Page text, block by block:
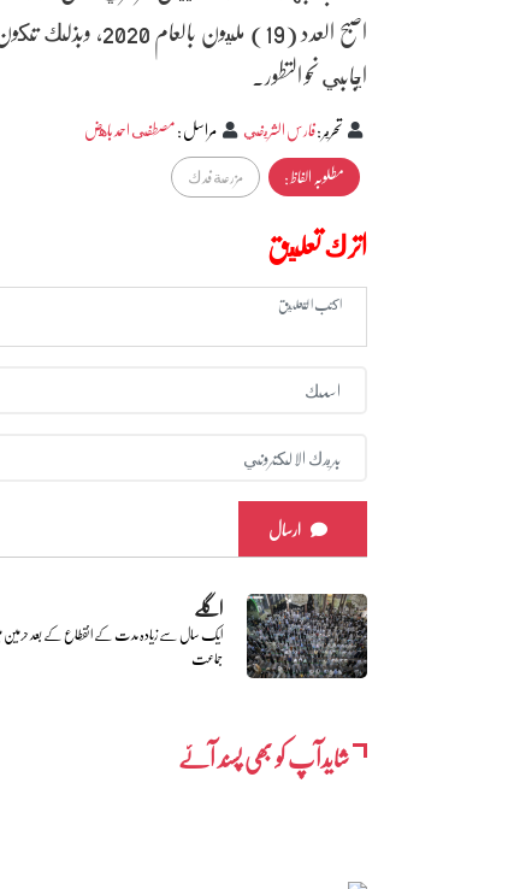
اصبح العدد (19)
ايجابي نحو التطور.
تحرير:فارس الشريفي مراسل:مصطفى احمد باهض
مطلوبہ الفاظ :
مزرعة فدك
اترك تعليق
ارسال
اگلے
ایک سال سے زیادہ مدت کے انقطاع کے بعد حرمین
جماعت
شایدآپ کو بھی پسند آئے